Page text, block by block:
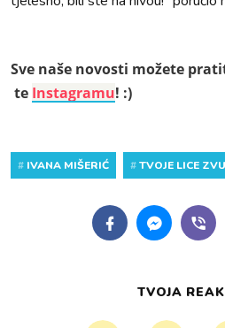
Sve naše novosti možete
te Instagramu! :)
# IVANA MIŠERIĆ #TVOJE LICE
TVOJA